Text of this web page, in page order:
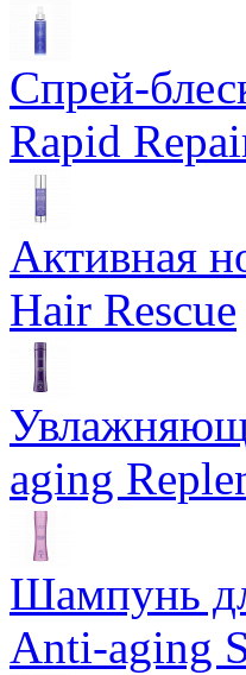
Спрей-
Rapid
Активная
Hair Rescue
aging
Шампунь
Anti-aging